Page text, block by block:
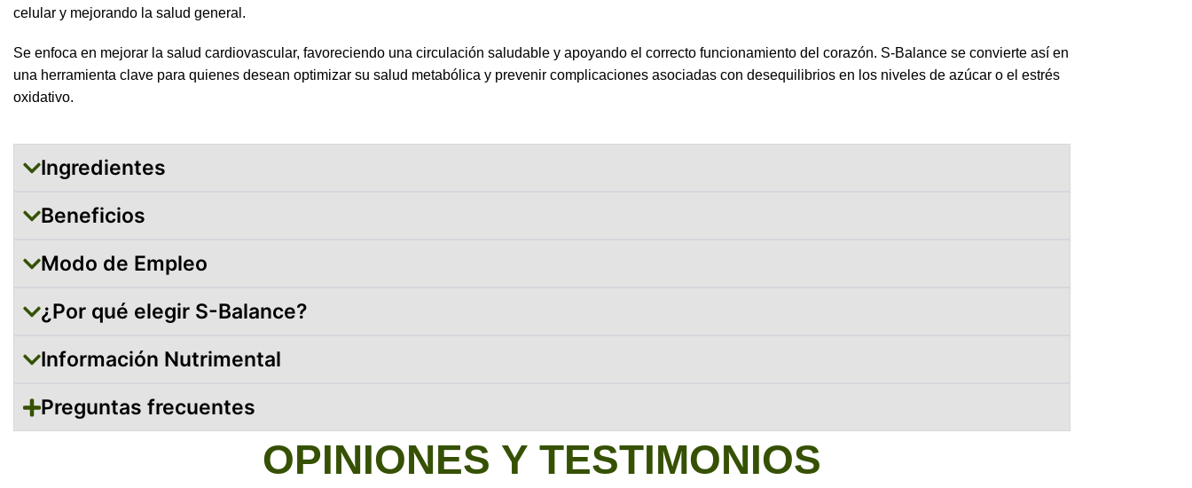
celular y mejorando la salud general.
Se enfoca en mejorar la salud cardiovascular, favoreciendo una circulación saludable y apoyando el correcto funcionamiento del corazón. S-Balance se convierte así en
una herramienta clave para quienes desean optimizar su salud metabólica y prevenir complicaciones asociadas con desequilibrios en los niveles de azúcar o el estrés
oxidativo.
Ingredientes
Beneficios
Modo de Empleo
¿Por qué elegir S-Balance?
Información Nutrimental
Preguntas frecuentes
OPINIONES Y TESTIMONIOS